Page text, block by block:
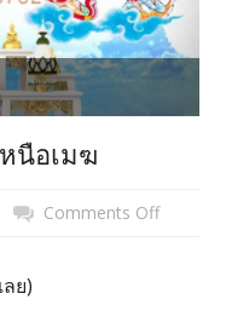
นือเมฆ
Comments Offon
ย)